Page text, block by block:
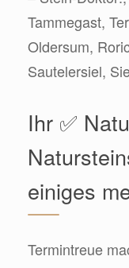
Tammegast,
Oldersum,
Sautelersiel,
Ihr ✅
einiges
Termintreue